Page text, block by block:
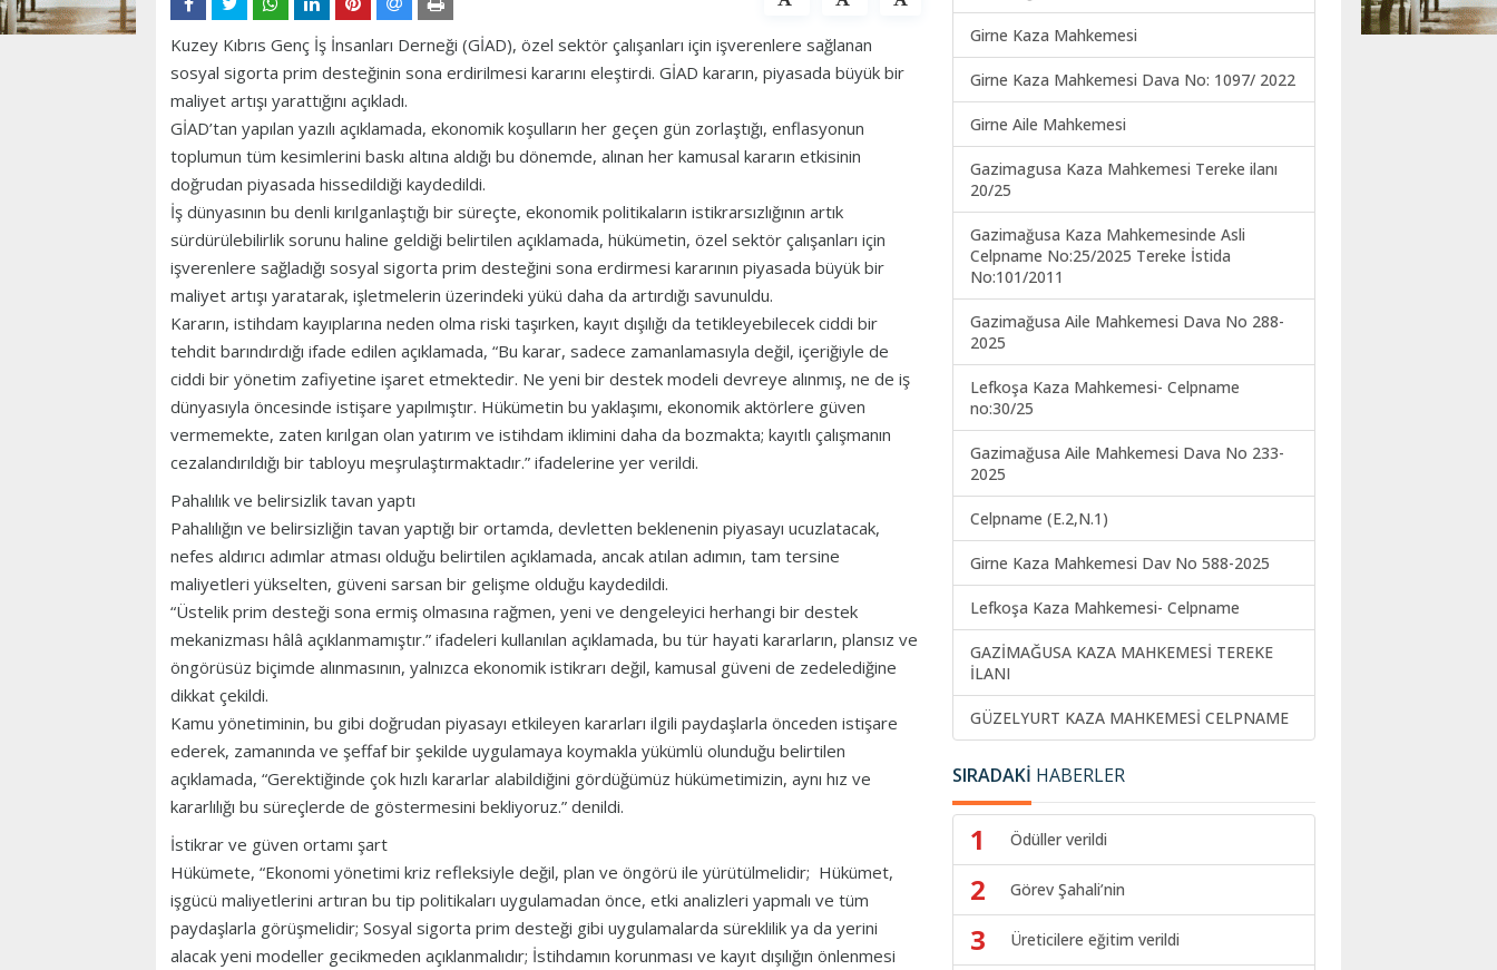
Kuzey Kıbrıs Genç İş İnsanları Derneği (GİAD), özel sektör çalışanları için işverenlere sağlanan
sosyal sigorta prim desteğinin sona erdirilmesi kararını eleştirdi. GİAD kararın, piyasada büyük bir
maliyet artışı yarattığını açıkladı.
GİAD’tan yapılan yazılı açıklamada, ekonomik koşulların her geçen gün zorlaştığı, enflasyonun
toplumun tüm kesimlerini baskı altına aldığı bu dönemde, alınan her kamusal kararın etkisinin
doğrudan piyasada hissedildiği kaydedildi.
İş dünyasının bu denli kırılganlaştığı bir süreçte, ekonomik politikaların istikrarsızlığının artık
sürdürülebilirlik sorunu haline geldiği belirtilen açıklamada, hükümetin, özel sektör çalışanları için
işverenlere sağladığı sosyal sigorta prim desteğini sona erdirmesi kararının piyasada büyük bir
maliyet artışı yaratarak, işletmelerin üzerindeki yükü daha da artırdığı savunuldu.
Kararın, istihdam kayıplarına neden olma riski taşırken, kayıt dışılığı da tetikleyebilecek ciddi bir
tehdit barındırdığı ifade edilen açıklamada, “Bu karar, sadece zamanlamasıyla değil, içeriğiyle de
ciddi bir yönetim zafiyetine işaret etmektedir. Ne yeni bir destek modeli devreye alınmış, ne de iş
dünyasıyla öncesinde istişare yapılmıştır. Hükümetin bu yaklaşımı, ekonomik aktörlere güven
vermemekte, zaten kırılgan olan yatırım ve istihdam iklimini daha da bozmakta; kayıtlı çalışmanın
cezalandırıldığı bir tabloyu meşrulaştırmaktadır.” ifadelerine yer verildi.
Pahalılık ve belirsizlik tavan yaptı
Pahalılığın ve belirsizliğin tavan yaptığı bir ortamda, devletten beklenenin piyasayı ucuzlatacak,
nefes aldırıcı adımlar atması olduğu belirtilen açıklamada, ancak atılan adımın, tam tersine
maliyetleri yükselten, güveni sarsan bir gelişme olduğu kaydedildi.
“Üstelik prim desteği sona ermiş olmasına rağmen, yeni ve dengeleyici herhangi bir destek
mekanizması hâlâ açıklanmamıştır.” ifadeleri kullanılan açıklamada, bu tür hayati kararların, plansız ve
öngörüsüz biçimde alınmasının, yalnızca ekonomik istikrarı değil, kamusal güveni de zedelediğine
dikkat çekildi.
Kamu yönetiminin, bu gibi doğrudan piyasayı etkileyen kararları ilgili paydaşlarla önceden istişare
ederek, zamanında ve şeffaf bir şekilde uygulamaya koymakla yükümlü olunduğu belirtilen
açıklamada, “Gerektiğinde çok hızlı kararlar alabildiğini gördüğümüz hükümetimizin, aynı hız ve
kararlılığı bu süreçlerde de göstermesini bekliyoruz.” denildi.
İstikrar ve güven ortamı şart
Hükümete, “Ekonomi yönetimi kriz refleksiyle değil, plan ve öngörü ile yürütülmelidir; Hükümet,
işgücü maliyetlerini artıran bu tip politikaları uygulamadan önce, etki analizleri yapmalı ve tüm
paydaşlarla görüşmelidir; Sosyal sigorta prim desteği gibi uygulamalarda süreklilik ya da yerini
alacak yeni modeller gecikmeden açıklanmalıdır; İstihdamın korunması ve kayıt dışılığın önlenmesi
Girne Kaza Mahkemesi
Girne Kaza Mahkemesi Dava No: 1097/ 2022
Girne Aile Mahkemesi
Gazimagusa Kaza Mahkemesi Tereke ilanı
20/25
Gazimağusa Kaza Mahkemesinde Asli
Celpname No:25/2025 Tereke İstida
No:101/2011
Gazimağusa Aile Mahkemesi Dava No 288-
2025
Lefkoşa Kaza Mahkemesi- Celpname
no:30/25
Gazimağusa Aile Mahkemesi Dava No 233-
2025
Celpname (E.2,N.1)
Girne Kaza Mahkemesi Dav No 588-2025
Lefkoşa Kaza Mahkemesi- Celpname
GAZİMAĞUSA KAZA MAHKEMESİ TEREKE
İLANI
GÜZELYURT KAZA MAHKEMESİ CELPNAME
SIRADAKİ HABERLER
1 Ödüller verildi
2 Görev Şahali’nin
3 Üreticilere eğitim verildi